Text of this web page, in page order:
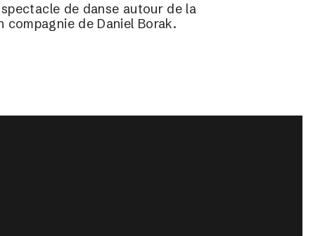
de danse autour de la
compagnie de Daniel Borak.